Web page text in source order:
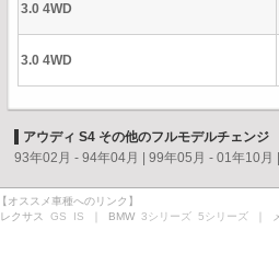
3.0 4WD
3.0 4WD
アウディ S4 その他のフルモデルチェンジ
93年02月 - 94年04月
99年05月 - 01年10月
【オススメ車種へのリンク】
レクサス GS IS ｜ BMW 3シリーズ 5シリーズ ｜